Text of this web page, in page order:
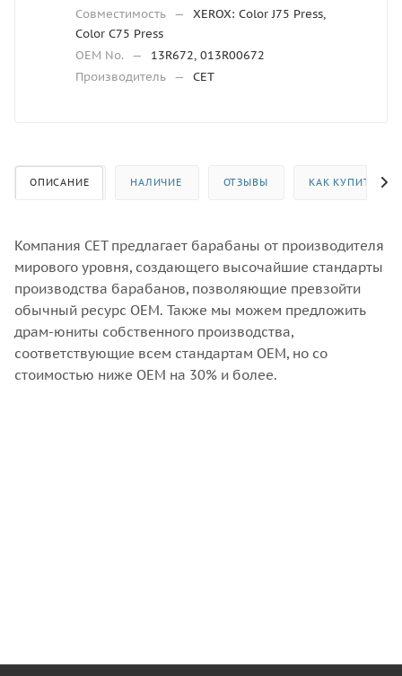
Совместимость —
XEROX: Color J75 Press,
Color C75 Press
OEM No.
—
13R672, 013R00672
Производитель — CET
ОПИСАНИЕ НАЛИЧИЕ ОТЗЫВЫ КАК КУПИТЬ
Компания CET предлагает барабаны от производителя
мирового уровня, создающего высочайшие стандарты
производства барабанов, позволяющие превзойти
обычный ресурс OEM. Также мы можем предложить
драм-юниты собственного производства,
соответствующие всем стандартам OEM, но со
стоимостью ниже OEM на 30% и более.